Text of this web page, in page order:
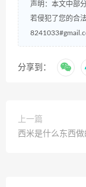
声明：本文中部
若侵犯了您的合
分享到：
上一篇
西米是什么东西做